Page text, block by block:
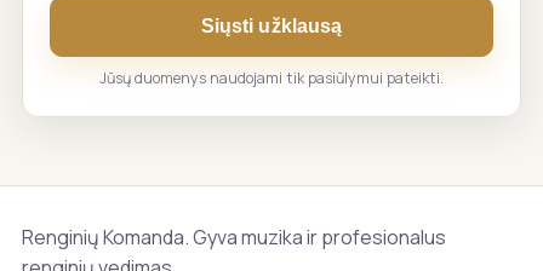
Siųsti užklausą
Jūsų duomenys naudojami tik pasiūlymui pateikti.
Renginių Komanda. Gyva muzika ir profesionalus